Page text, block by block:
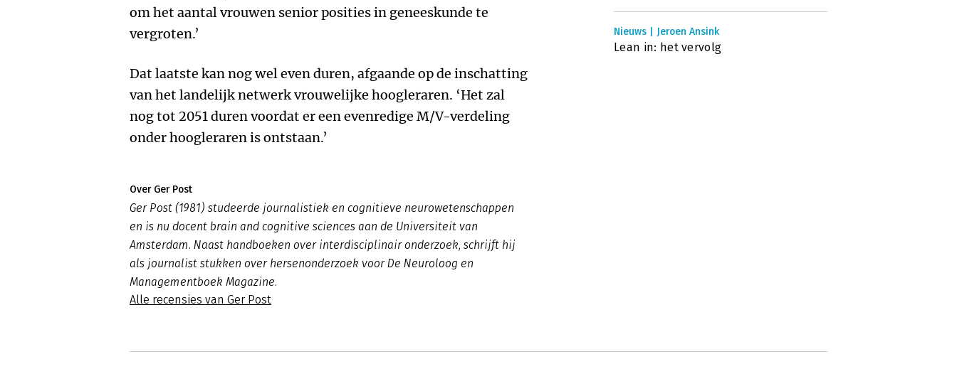
om het aantal vrouwen senior posities in geneeskunde te
vergroten.’
Dat laatste kan nog wel even duren, afgaande op de inschatting
van het landelijk netwerk vrouwelijke hoogleraren. ‘Het zal
nog tot 2051 duren voordat er een evenredige M/V-verdeling
onder hoogleraren is ontstaan.’
Over Ger Post
Ger Post (1981) studeerde journalistiek en cognitieve neurowetenschappen
en is nu docent brain and cognitive sciences aan de Universiteit van
Amsterdam. Naast handboeken over interdisciplinair onderzoek, schrijft hij
als journalist stukken over hersenonderzoek voor De Neuroloog en
Managementboek Magazine.
Alle recensies van Ger Post
Nieuws | Jeroen Ansink
Lean in: het vervolg